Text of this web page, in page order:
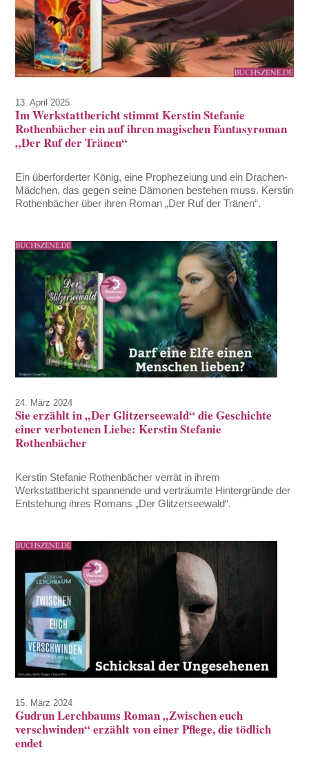
13. April 2025
Im Werkstattbericht stimmt Kerstin Stefanie
Rothenbächer ein auf ihren magischen Fantasyroman
„Der Ruf der Tränen“
Ein überforderter König, eine Prophezeiung und ein Drachen-
Mädchen, das gegen seine Dämonen bestehen muss. Kerstin
Rothenbächer über ihren Roman „Der Ruf der Tränen“.
24. März 2024
Sie erzählt in „Der Glitzerseewald“ die Geschichte
einer verbotenen Liebe: Kerstin Stefanie
Rothenbächer
Kerstin Stefanie Rothenbächer verrät in ihrem
Werkstattbericht spannende und verträumte Hintergründe der
Entstehung ihres Romans „Der Glitzerseewald“.
15. März 2024
Gudrun Lerchbaums Roman „Zwischen euch
verschwinden“ erzählt von einer Pflege, die tödlich
endet